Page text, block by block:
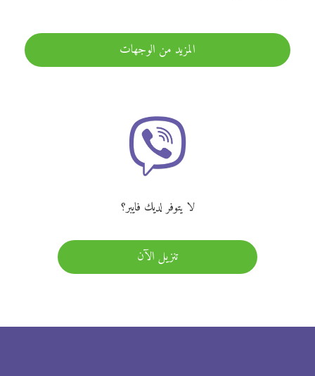
المزيد من الوجهات
لا يتوفر لديك فايبر؟
تنزيل الآن